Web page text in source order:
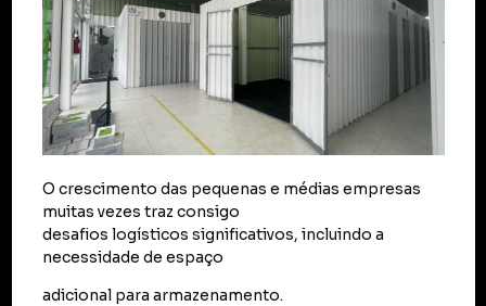
O crescimento das pequenas e médias empresas
muitas vezes traz consigo
desafios logísticos significativos, incluindo a
necessidade de espaço
adicional para armazenamento.